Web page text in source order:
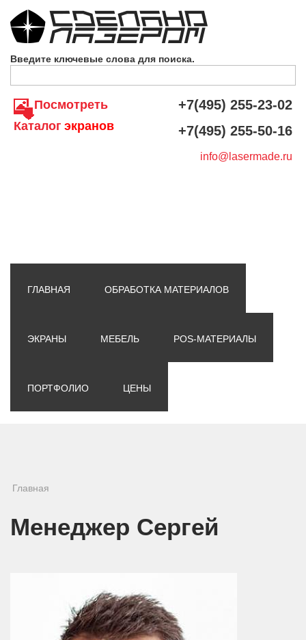
Введите ключевые слова для поиска.
Посмотреть
Каталог экранов
+7(495) 255-23-02
+7(495) 255-50-16
info@lasermade.ru
ГЛАВНАЯ ОБРАБОТКА МАТЕРИАЛОВ
ЭКРАНЫ МЕБЕЛЬ POS-МАТЕРИАЛЫ
ПОРТФОЛИО ЦЕНЫ
Вы здесь
Главная
Менеджер Сергей